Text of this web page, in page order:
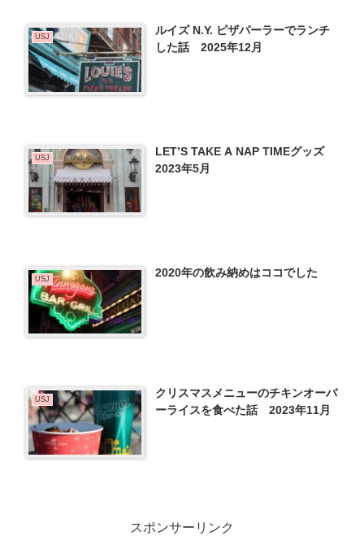
USJ
ルイズ N.Y. ピザパーラーでランチ
した話 2025年12月
USJ
LET’S TAKE A NAP TIMEグッズ
2023年5月
USJ 2020年の飲み納めはココでした
USJ
クリスマスメニューのチキンオーバ
ーライスを食べた話 2023年11月
スポンサーリンク